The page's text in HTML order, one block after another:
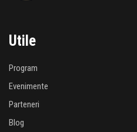
Utile
Program
Evenimente
Parteneri
Blog